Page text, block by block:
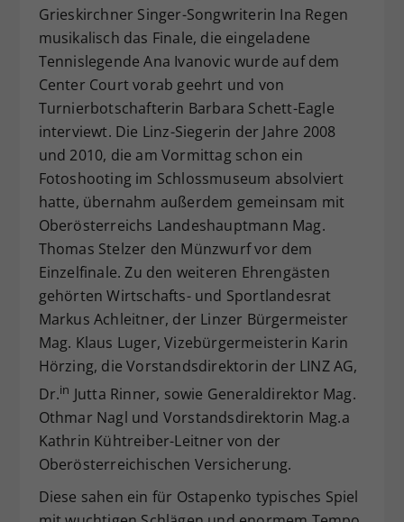
Grieskirchner Singer-Songwriterin Ina Regen
musikalisch das Finale, die eingeladene
Tennislegende Ana Ivanovic wurde auf dem
Center Court vorab geehrt und von
Turnierbotschafterin Barbara Schett-Eagle
interviewt. Die Linz-Siegerin der Jahre 2008
und 2010, die am Vormittag schon ein
Fotoshooting im Schlossmuseum absolviert
hatte, übernahm außerdem gemeinsam mit
Oberösterreichs Landeshauptmann Mag.
Thomas Stelzer den Münzwurf vor dem
Einzelfinale. Zu den weiteren Ehrengästen
gehörten Wirtschafts- und Sportlandesrat
Markus Achleitner, der Linzer Bürgermeister
Mag. Klaus Luger, Vizebürgermeisterin Karin
Hörzing, die Vorstandsdirektorin der LINZ AG,
Dr.in Jutta Rinner, sowie Generaldirektor Mag.
Othmar Nagl und Vorstandsdirektorin Mag.a
Kathrin Kühtreiber-Leitner von der
Oberösterreichischen Versicherung.
Diese sahen ein für Ostapenko typisches Spiel